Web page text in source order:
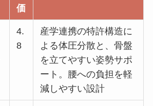
価
4.
8
産学連携の特許構造に
よる体圧分散と、骨盤
を立てやすい姿勢サポ
ート。腰への負担を軽
減しやすい設計